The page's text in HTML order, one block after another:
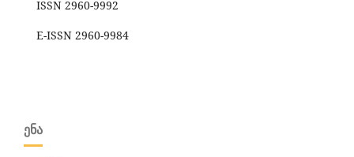
ISSN 2960-9992
E-ISSN 2960-9984
ᲔᲜᲐ